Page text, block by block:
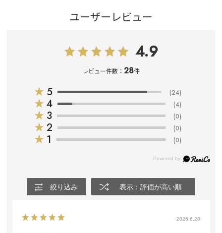
ユーザーレビュー
4.9
レビュー件数： 28件
★ 5 (24)
★ 4 (4)
★ 3 (0)
★ 2 (0)
★ 1 (0)
絞り込み 表示：評価が高い順
2026.6.28